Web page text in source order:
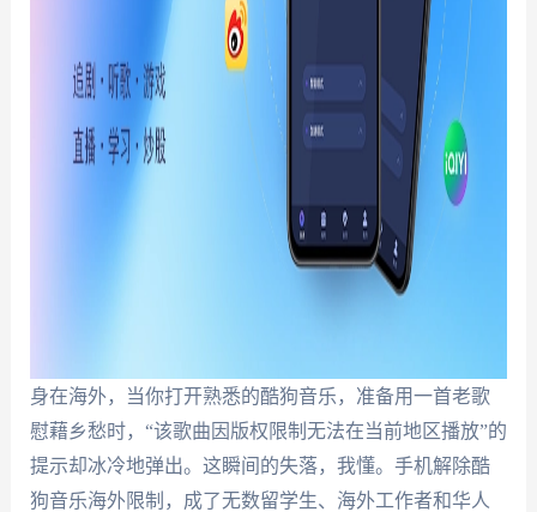
身在海外，当你打开熟悉的酷狗音乐，准备用一首老歌
慰藉乡愁时，“该歌曲因版权限制无法在当前地区播放”的
提示却冰冷地弹出。这瞬间的失落，我懂。手机解除酷
狗音乐海外限制，成了无数留学生、海外工作者和华人